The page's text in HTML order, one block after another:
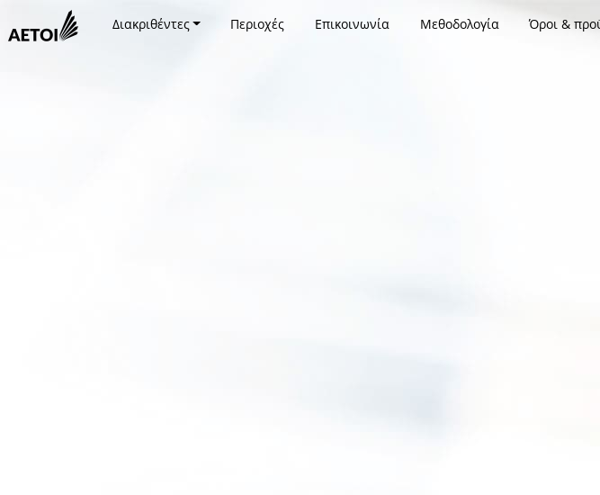
Διακριθέντες Περιοχές Επικοινωνία Μεθοδολογία Όροι &